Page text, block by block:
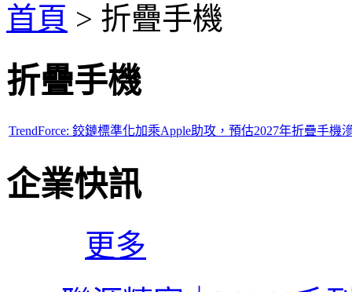
首頁 > 折疊手機
折疊手機
TrendForce: 鉸鏈標準化加乘Apple助攻，預估2027年折疊手機
企業快訊
更多